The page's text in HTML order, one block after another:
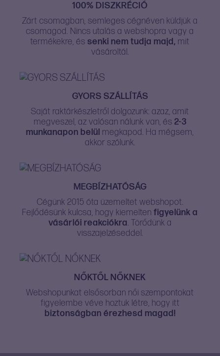
100% DISZKRÉCIÓ
Zárt csomagban, semleges cégnéven küldjük a
csomagod. Nincs utalás a webshopra vagy a
termékekre, és senki nem tudja majd, mit
vásároltál.
GYORS SZÁLLÍTÁS
Saját raktárkészletről dolgozunk: azaz, amit
megveszel, az valósan nálunk van, és 2-3
munkanapon belül megkapod. Ha mégsem,
akkor szólunk.
MEGBÍZHATÓSÁG
Cégünk 2015 óta üzemeltet webshopot.
Fejlődésünk kulcsa, hogy kiemelten figyelünk a
vásárlói reakciókra. Törődünk a
visszajelzéseddel.
NŐKTŐL NŐKNEK
Webshopunkat elsősorban női szempontokat
figyelembe véve hoztuk létre, hogy itt
biztonságban érezhesd magad!